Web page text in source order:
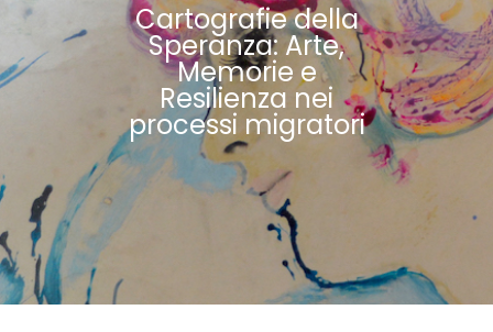
Cartografie della
Speranza: Arte,
Memorie e
Resilienza nei
processi migratori